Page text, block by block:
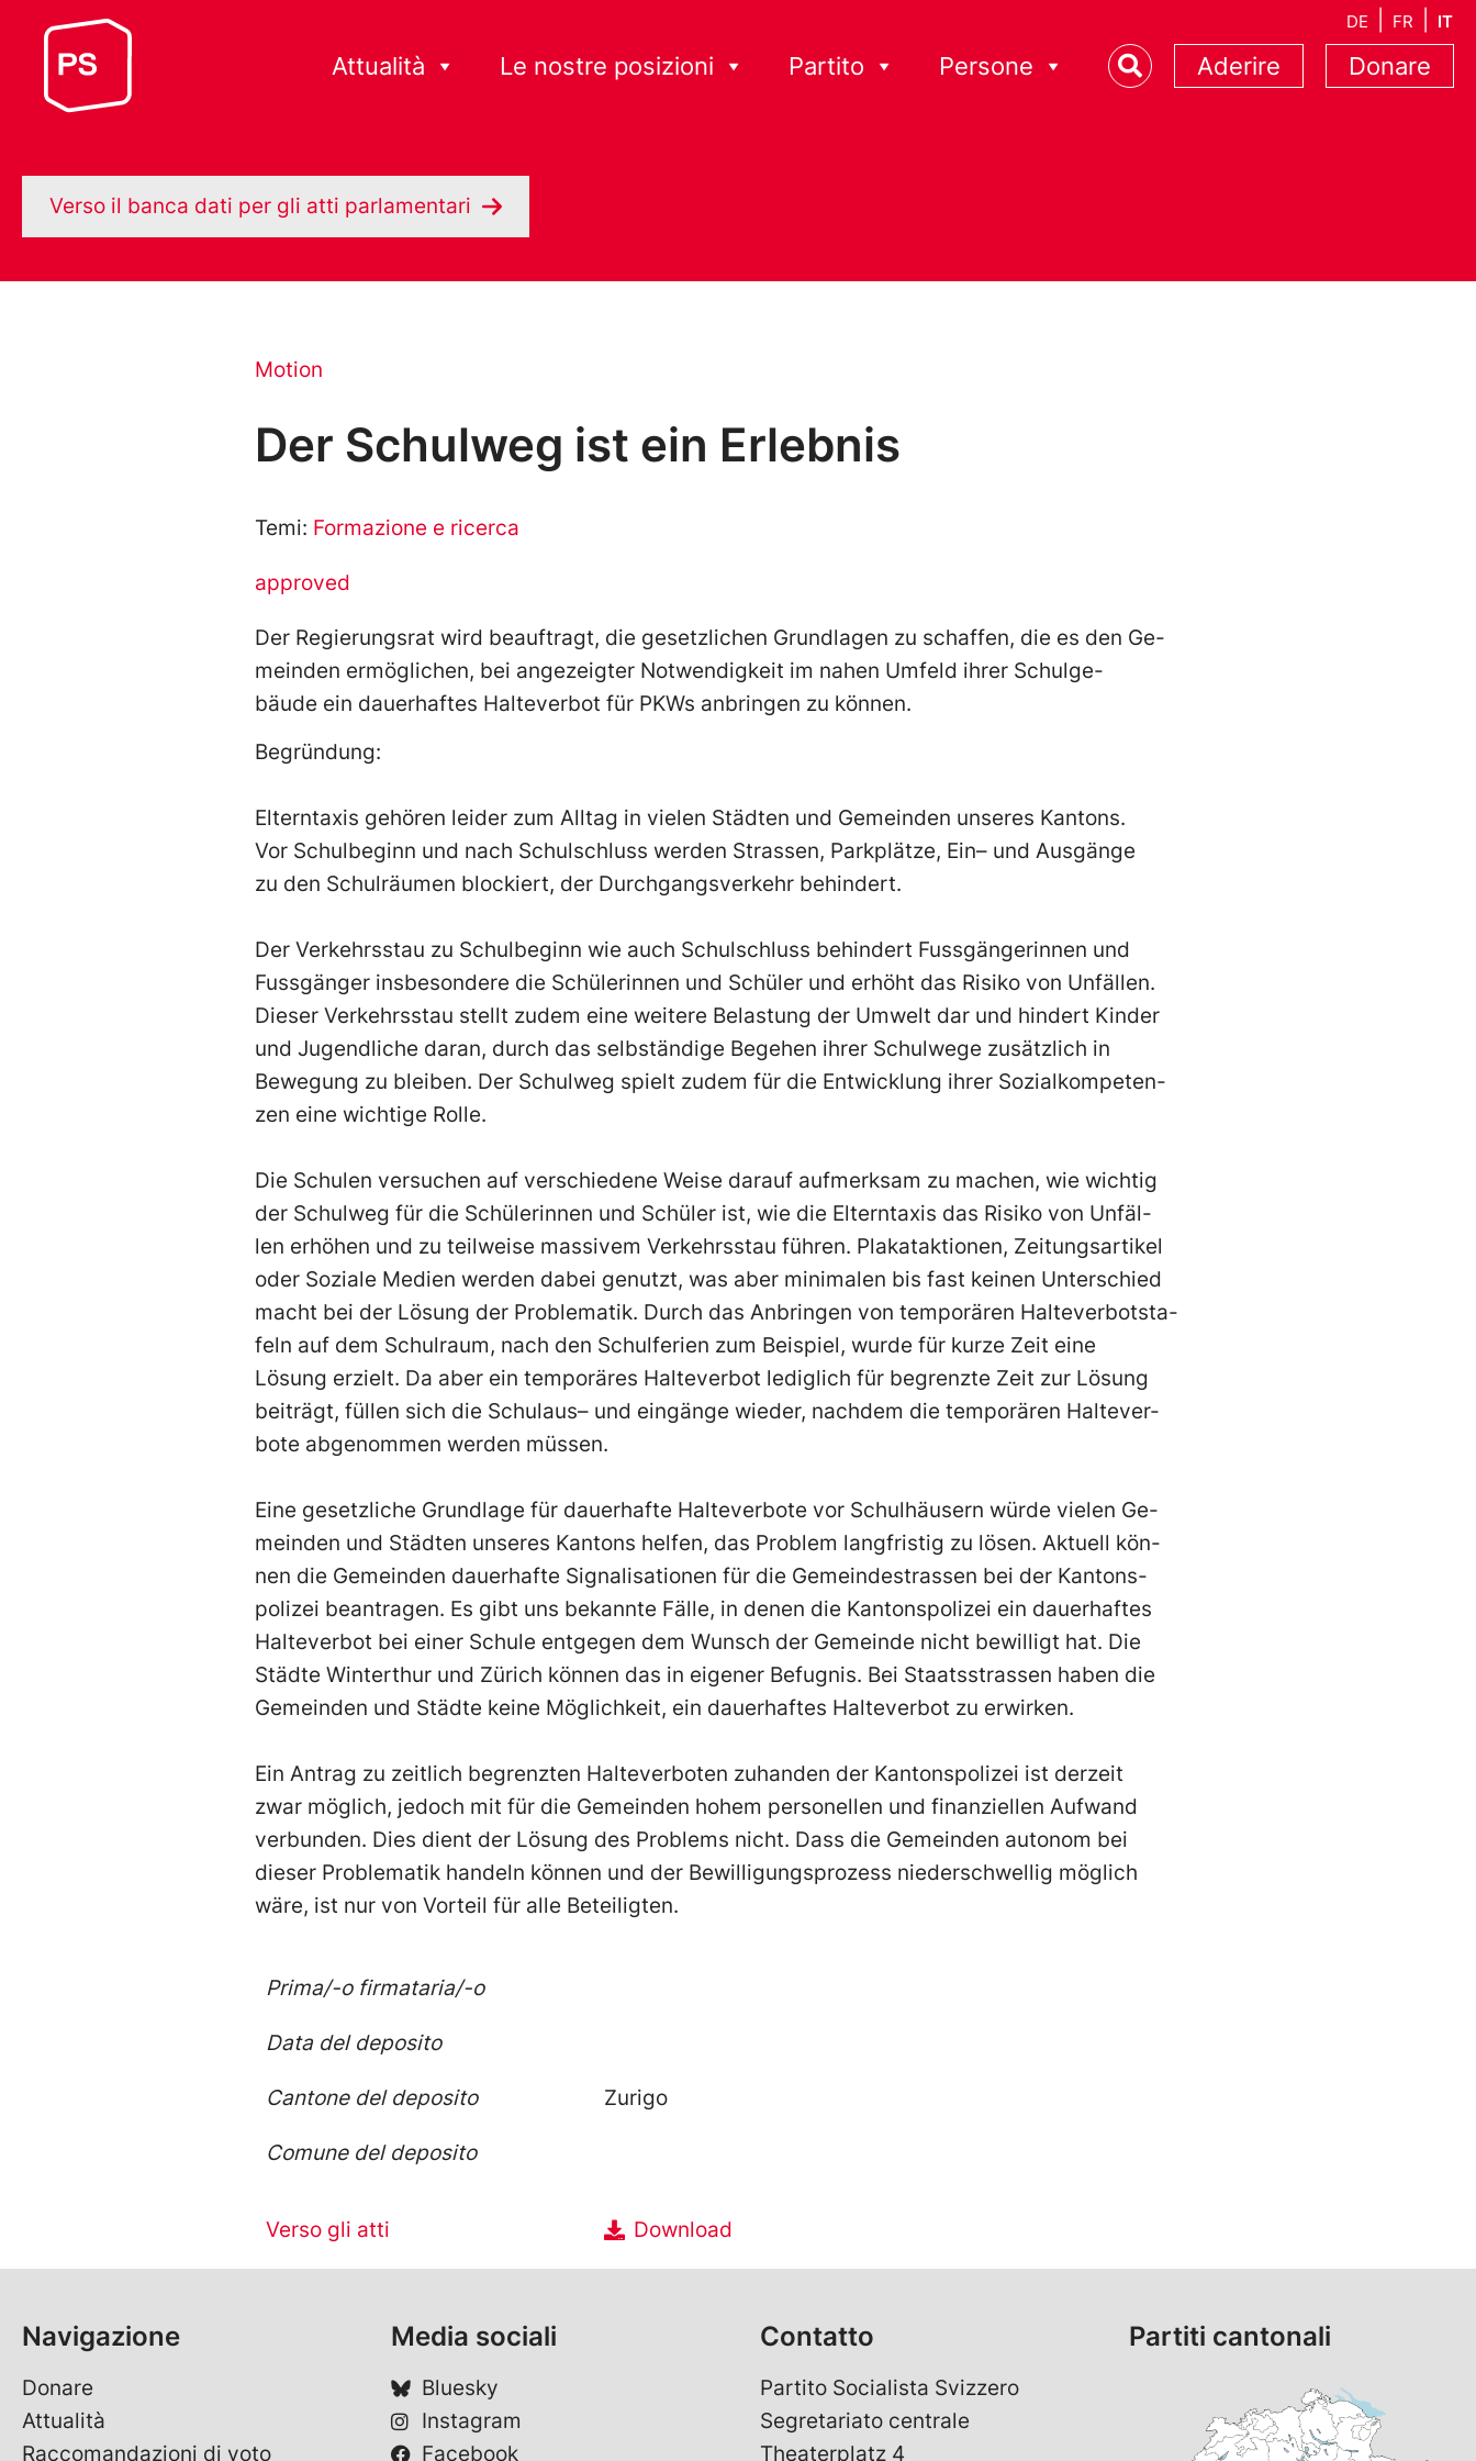
DE FR IT
Attualità Le nostre posizioni Partito Persone Aderire Donare
Verso il banca dati per gli atti parlamentari
Motion
Der Schulweg ist ein Erlebnis
Temi: Formazione e ricerca
approved
Der Regierungsrat wird beauftragt, die gesetzlichen Grundlagen zu schaffen, die es den Ge-
meinden ermöglichen, bei angezeigter Notwendigkeit im nahen Umfeld ihrer Schulge-
bäude ein dauerhaftes Halteverbot für PKWs anbringen zu können.
Begründung:
Elterntaxis gehören leider zum Alltag in vielen Städten und Gemeinden unseres Kantons.
Vor Schulbeginn und nach Schulschluss werden Strassen, Parkplätze, Ein– und Ausgänge
zu den Schulräumen blockiert, der Durchgangsverkehr behindert.
Der Verkehrsstau zu Schulbeginn wie auch Schulschluss behindert Fussgängerinnen und
Fussgänger insbesondere die Schülerinnen und Schüler und erhöht das Risiko von Unfällen.
Dieser Verkehrsstau stellt zudem eine weitere Belastung der Umwelt dar und hindert Kinder
und Jugendliche daran, durch das selbständige Begehen ihrer Schulwege zusätzlich in
Bewegung zu bleiben. Der Schulweg spielt zudem für die Entwicklung ihrer Sozialkompeten-
zen eine wichtige Rolle.
Die Schulen versuchen auf verschiedene Weise darauf aufmerksam zu machen, wie wichtig
der Schulweg für die Schülerinnen und Schüler ist, wie die Elterntaxis das Risiko von Unfäl-
len erhöhen und zu teilweise massivem Verkehrsstau führen. Plakataktionen, Zeitungsartikel
oder Soziale Medien werden dabei genutzt, was aber minimalen bis fast keinen Unterschied
macht bei der Lösung der Problematik. Durch das Anbringen von temporären Halteverbotsta-
feln auf dem Schulraum, nach den Schulferien zum Beispiel, wurde für kurze Zeit eine
Lösung erzielt. Da aber ein temporäres Halteverbot lediglich für begrenzte Zeit zur Lösung
beiträgt, füllen sich die Schulaus– und eingänge wieder, nachdem die temporären Haltever-
bote abgenommen werden müssen.
Eine gesetzliche Grundlage für dauerhafte Halteverbote vor Schulhäusern würde vielen Ge-
meinden und Städten unseres Kantons helfen, das Problem langfristig zu lösen. Aktuell kön-
nen die Gemeinden dauerhafte Signalisationen für die Gemeindestrassen bei der Kantons-
polizei beantragen. Es gibt uns bekannte Fälle, in denen die Kantonspolizei ein dauerhaftes
Halteverbot bei einer Schule entgegen dem Wunsch der Gemeinde nicht bewilligt hat. Die
Städte Winterthur und Zürich können das in eigener Befugnis. Bei Staatsstrassen haben die
Gemeinden und Städte keine Möglichkeit, ein dauerhaftes Halteverbot zu erwirken.
Ein Antrag zu zeitlich begrenzten Halteverboten zuhanden der Kantonspolizei ist derzeit
zwar möglich, jedoch mit für die Gemeinden hohem personellen und finanziellen Aufwand
verbunden. Dies dient der Lösung des Problems nicht. Dass die Gemeinden autonom bei
dieser Problematik handeln können und der Bewilligungsprozess niederschwellig möglich
wäre, ist nur von Vorteil für alle Beteiligten.
Prima/-o firmataria/-o
Data del deposito
Cantone del deposito Zurigo
Comune del deposito
Verso gli atti Download
Navigazione
Donare
Attualità
Raccomandazioni di voto
Media sociali
Bluesky
Instagram
Facebook
Contatto
Partito Socialista Svizzero
Segretariato centrale
Theaterplatz 4
Partiti cantonali